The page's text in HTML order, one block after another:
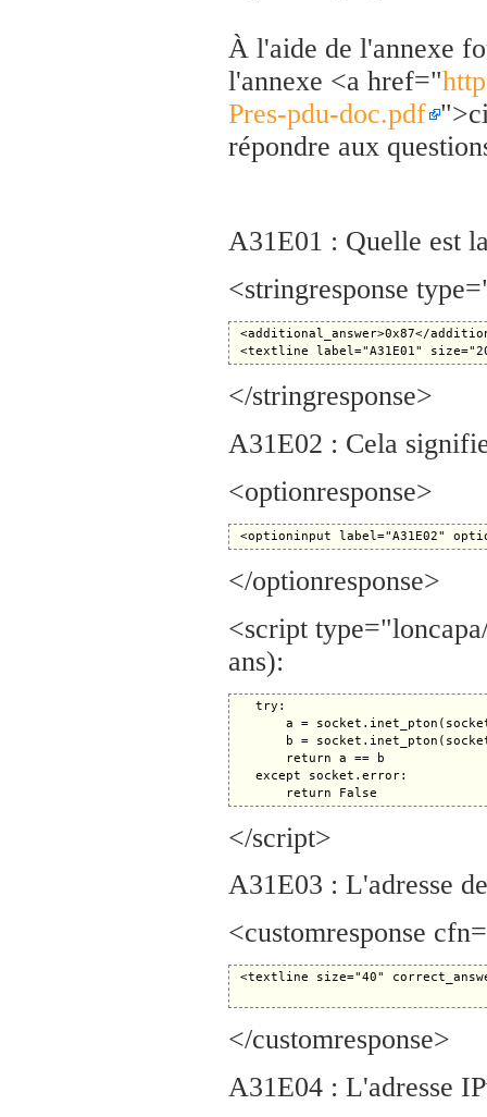
À l'aide de l'annexe
l'annexe <a href="
Pres-pdu-doc.pdf
répondre aux
A31E01 : Quelle est
<stringresponse
<additional_answer>0x87</
</stringresponse>
A31E02 : Cela
<optionresponse>
</optionresponse>
<script
ans):
   try:
a =
b =
       return a == b
   except socket.error:
</script>
A31E03 : L'adresse
<customresponse
<textline size="40"
</customresponse>
A31E04 : L'adresse